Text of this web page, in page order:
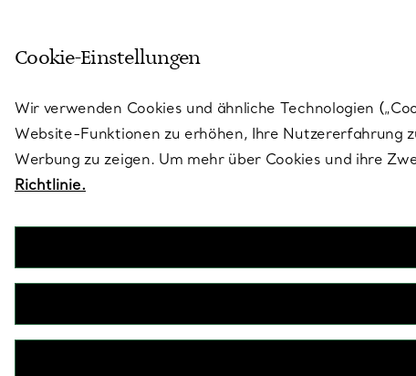
Cookie-Einstellungen
Wir verwenden Cookies und ähnliche Technologien
Website-Funktionen zu erhöhen, Ihre Nutzererfahrung
Werbung zu zeigen. Um mehr über Cookies und ihre
Richtlinie.